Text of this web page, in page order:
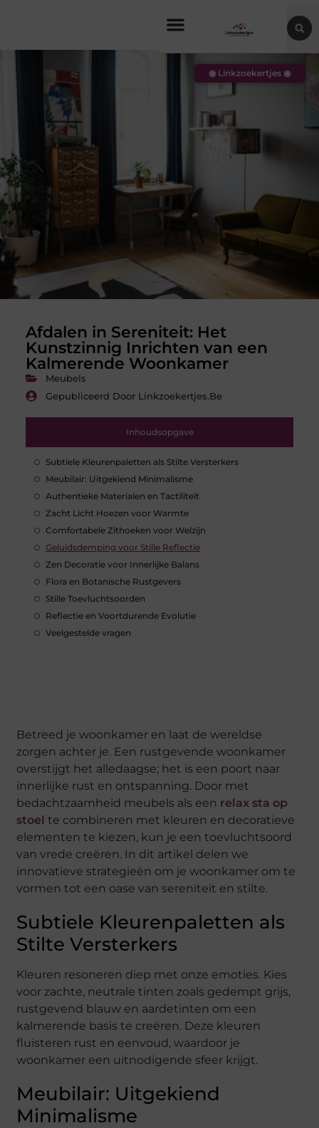
Afdalen in Sereniteit: Het
Kunstzinnig Inrichten van een
Kalmerende Woonkamer
Meubels
Gepubliceerd Door Linkzoekertjes.be
Inhoudsopgave
Subtiele Kleurenpaletten als Stilte Versterkers
Meubilair: Uitgekiend Minimalisme
Authentieke Materialen en Tactiliteit
Zacht Licht Hoezen voor Warmte
Comfortabele Zithoeken voor Welzijn
Geluidsdemping voor Stille Reflectie
Zen Decoratie voor Innerlijke Balans
Flora en Botanische Rustgevers
Stille Toevluchtsoorden
Reflectie en Voortdurende Evolutie
Veelgestelde vragen
◉ Linkzoekertjes ◉
Betreed je woonkamer en laat de wereldse
zorgen achter je. Een rustgevende woonkamer
overstijgt het alledaagse; het is een poort naar
innerlijke rust en ontspanning. Door met
bedachtzaamheid meubels als een relax sta op
stoel te combineren met kleuren en decoratieve
elementen te kiezen, kun je een toevluchtsoord
van vrede creëren. In dit artikel delen we
innovatieve strategieën om je woonkamer om te
vormen tot een oase van sereniteit en stilte.
Subtiele Kleurenpaletten als
Stilte Versterkers
Kleuren resoneren diep met onze emoties. Kies
voor zachte, neutrale tinten zoals gedempt grijs,
rustgevend blauw en aardetinten om een
kalmerende basis te creëren. Deze kleuren
fluisteren rust en eenvoud, waardoor je
woonkamer een uitnodigende sfeer krijgt.
Meubilair: Uitgekiend
Minimalisme